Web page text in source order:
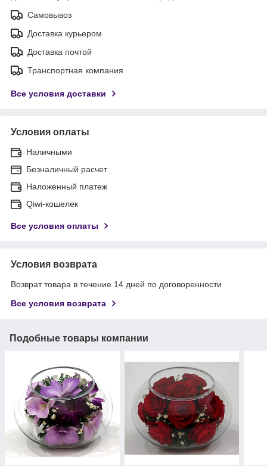
Самовывоз
Доставка курьером
Доставка почтой
Транспортная компания
Все условия доставки
Условия оплаты
Наличными
Безналичный расчет
Наложенный платеж
Qiwi-кошелек
Все условия оплаты
Условия возврата
Возврат товара в течение 14 дней по договоренности
Все условия возврата
Подобные товары компании